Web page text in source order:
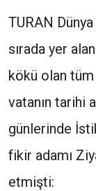
TURAN
sırada yer
kökü olan tüm
vatanın tarihi
günlerinde
fikir adamı
etmişti: